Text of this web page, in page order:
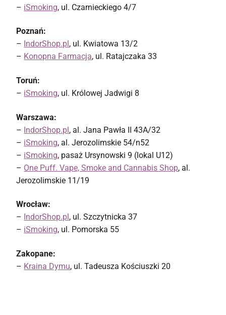
– iSmoking, ul. Czarnieckiego 4/7
Poznań:
– IndorShop.pl , ul. Kwiatowa 13/2
– Konopna Farmacja, ul. Ratajczaka 33
Toruń:
– iSmoking, ul. Królowej Jadwigi 8
Warszawa:
– IndorShop.pl, al. Jana Pawła II 43A/32
– iSmoking, al. Jerozolimskie 54/n52
– iSmoking, pasaż Ursynowski 9 (lokal U12)
– One Puff. Vape, Smoke and Cannabis Shop, al.
Jerozolimskie 11/19
Wrocław:
– IndorShop.pl , ul. Szczytnicka 37
– iSmoking, ul. Pomorska 55
Zakopane:
– Kraina Dymu, ul. Tadeusza Kościuszki 20